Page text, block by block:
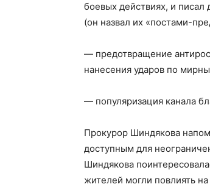
боевых действиях, и писал
(он назвал их «постами-
— предотвращение
нанесения ударов по
— популяризация канала
Прокурор Шиндякова
доступным для
Шиндякова
жителей могли повлиять